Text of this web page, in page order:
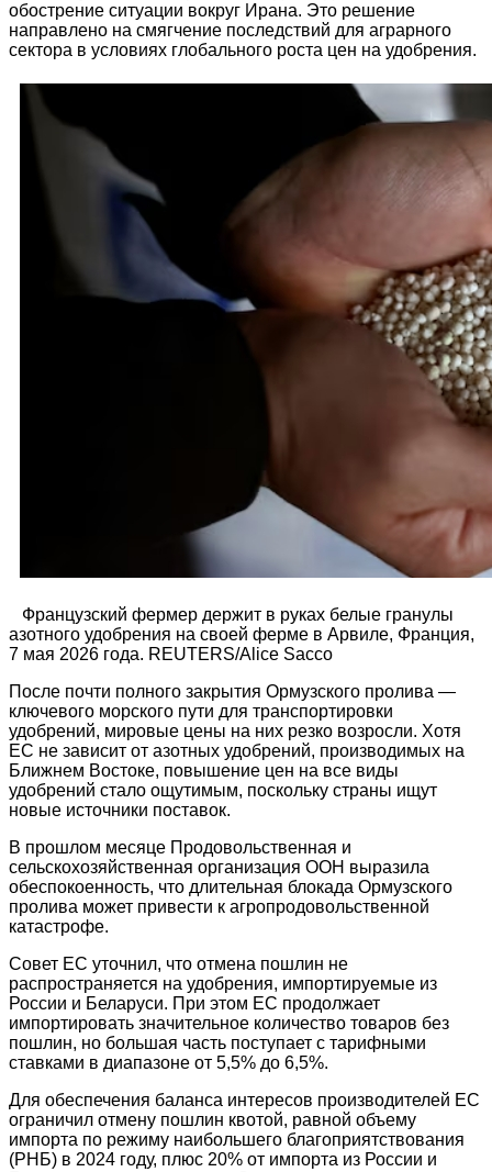
обострение ситуации вокруг Ирана. Это решение
направлено на смягчение последствий для аграрного
сектора в условиях глобального роста цен на удобрения.
Французский фермер держит в руках белые гранулы
азотного удобрения на своей ферме в Арвиле, Франция,
7 мая 2026 года. REUTERS/Alice Sacco
После почти полного закрытия Ормузского пролива —
ключевого морского пути для транспортировки
удобрений, мировые цены на них резко возросли. Хотя
ЕС не зависит от азотных удобрений, производимых на
Ближнем Востоке, повышение цен на все виды
удобрений стало ощутимым, поскольку страны ищут
новые источники поставок.
В прошлом месяце Продовольственная и
сельскохозяйственная организация ООН выразила
обеспокоенность, что длительная блокада Ормузского
пролива может привести к агропродовольственной
катастрофе.
Совет ЕС уточнил, что отмена пошлин не
распространяется на удобрения, импортируемые из
России и Беларуси. При этом ЕС продолжает
импортировать значительное количество товаров без
пошлин, но большая часть поступает с тарифными
ставками в диапазоне от 5,5% до 6,5%.
Для обеспечения баланса интересов производителей ЕС
ограничил отмену пошлин квотой, равной объему
импорта по режиму наибольшего благоприятствования
(РНБ) в 2024 году, плюс 20% от импорта из России и